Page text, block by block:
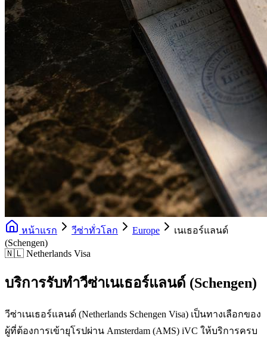
หน้าแรก วีซ่าทั่วโลก Europe
เนเธอร์แลนด์
(Schengen)
🇳🇱 Netherlands Visa
บริการรับทำวีซ่าเนเธอร์แลนด์ (Schengen)
วีซ่าเนเธอร์แลนด์ (Netherlands Schengen Visa) เป็นทางเลือกของ
ผู้ที่ต้องการเข้ายุโรปผ่าน Amsterdam (AMS) iVC ให้บริการครบ